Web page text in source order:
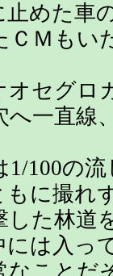
めた車
Ｍもい
セグロ
一直線
100の流
もに撮
た林道
は入っ
なことだ